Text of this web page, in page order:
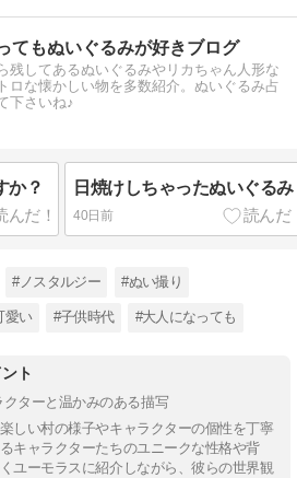
てもぬいぐるみが好きブログ
残してあるぬいぐるみやリカちゃん人形な
ロな懐かしい物を多数紹介。ぬいぐるみ占
下さいね♪
か？ 日焼けしちゃったぬいぐるみ
40日前
#ノスタルジー #ぬい撮り
愛い #子供時代 #大人になっても
ト
クターと温かみのある描写
しい村の様子やキャラクターの個性を丁寧
キャラクターたちのユニークな性格や背
ユーモラスに紹介しながら、彼らの世界観